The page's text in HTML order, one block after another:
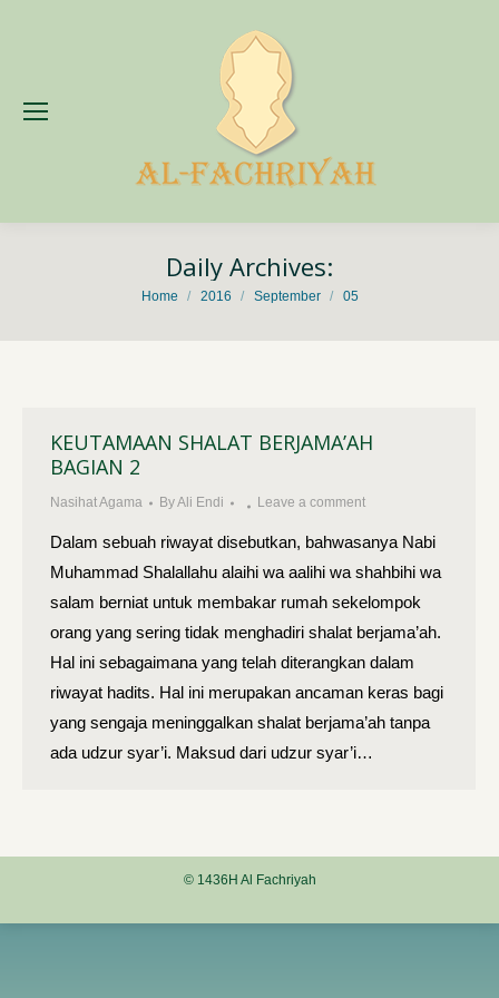
Daily Archives:
You are here:
Home 2016 September 05
KEUTAMAAN SHALAT BERJAMA’AH
BAGIAN 2
Nasihat Agama ByAli Endi Leave a comment
Dalam sebuah riwayat disebutkan, bahwasanya Nabi
Muhammad Shalallahu alaihi wa aalihi wa shahbihi wa
salam berniat untuk membakar rumah sekelompok
orang yang sering tidak menghadiri shalat berjama’ah.
Hal ini sebagaimana yang telah diterangkan dalam
riwayat hadits. Hal ini merupakan ancaman keras bagi
yang sengaja meninggalkan shalat berjama’ah tanpa
ada udzur syar’i. Maksud dari udzur syar’i…
© 1436H Al Fachriyah